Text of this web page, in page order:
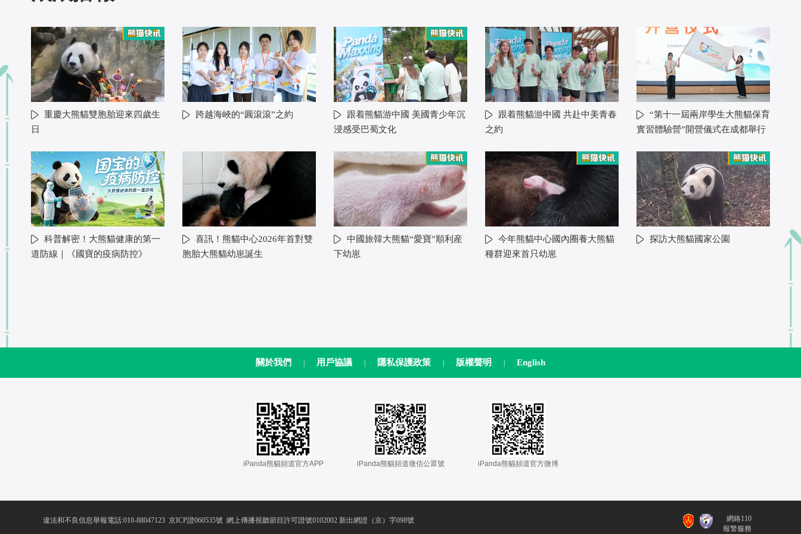
重慶大熊貓雙胞胎迎來四歲生
日
跨越海峽的“圓滾滾”之約
跟着熊貓游中國 美國青少年沉
浸感受巴蜀文化
跟着熊貓游中國 共赴中美青春
之約
“第十一屆兩岸學生大熊貓保育
實習體驗營”開營儀式在成都舉行
科普解密！大熊貓健康的第一
道防線｜《國寶的疫病防控》
喜訊！熊貓中心2026年首對雙
胞胎大熊貓幼崽誕生
中國旅韓大熊貓“愛寶”順利産
下幼崽
今年熊貓中心國內圈養大熊貓
種群迎來首只幼崽
探訪大熊貓國家公園
關於我們 用戶協議 隱私保護政策 版權聲明 English
iPanda熊貓頻道官方APP iPanda熊貓頻道微信公眾號 iPanda熊貓頻道官方微博
違法和不良信息舉報電話:010-88047123 京ICP證060535號 網上傳播視聽節目許可證號0102002 新出網證（京）字098號
網絡110
報警服務